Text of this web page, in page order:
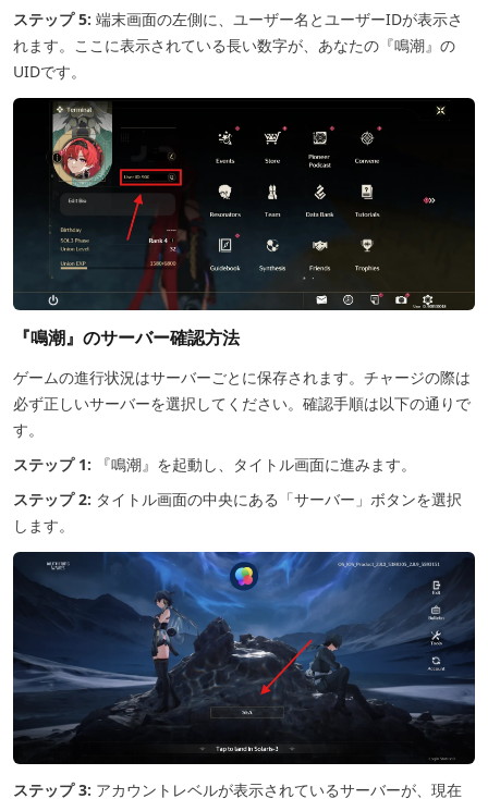
ステップ 5: 端末画面の左側に、ユーザー名とユーザーIDが表示さ
れます。ここに表示されている長い数字が、あなたの『鳴潮』の
UIDです。
『鳴潮』のサーバー確認方法
ゲームの進行状況はサーバーごとに保存されます。チャージの際は
必ず正しいサーバーを選択してください。確認手順は以下の通りで
す。
ステップ 1:
『鳴潮』を起動し、タイトル画面に進みます。
ステップ 2: タイトル画面の中央にある「サーバー」ボタンを選択
します。
ステップ 3: アカウントレベルが表示されているサーバーが、現在